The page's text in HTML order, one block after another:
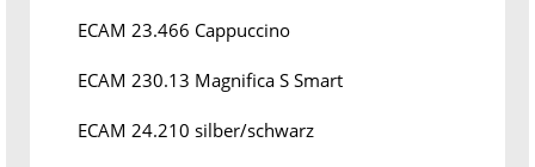
ECAM 23.466 Cappuccino
ECAM 230.13 Magnifica S Smart
ECAM 24.210 silber/schwarz